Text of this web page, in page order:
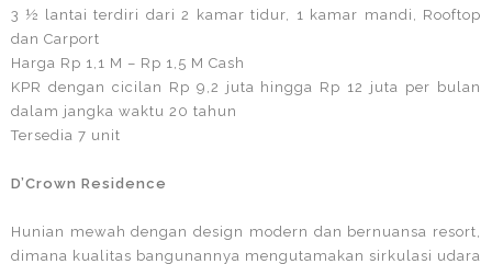
3 ½ lantai terdiri dari 2 kamar tidur, 1 kamar mandi, Rooftop
dan Carport
Harga Rp 1,1 M – Rp 1,5 M Cash
KPR dengan cicilan Rp 9,2 juta hingga Rp 12 juta per bulan
dalam jangka waktu 20 tahun
Tersedia 7 unit
D’Crown Residence
Hunian mewah dengan design modern dan bernuansa resort,
dimana kualitas bangunannya mengutamakan sirkulasi udara